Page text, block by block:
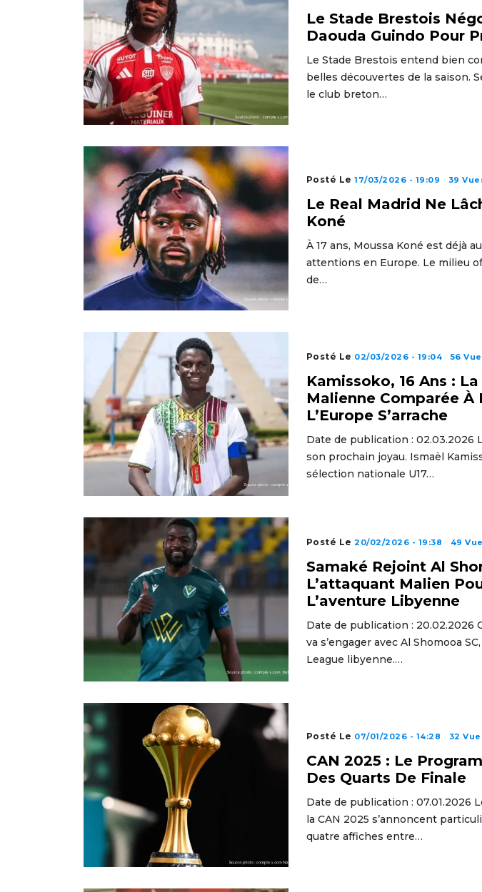
Le Stade Brestois
Daouda Guindo Pour
Le Stade Brestois entend bien
belles découvertes de la saison.
le club breton…
Posté Le17/03/2026 - 19:09 39
Le Real Madrid Ne
Koné
À 17 ans, Moussa Koné est déjà
attentions en Europe. Le milieu
de…
Posté Le 02/03/2026 - 19:04 56
Kamissoko, 16 Ans :
Malienne Comparée À
L’Europe S’arrache
Date de publication : 02.03.2026
son prochain joyau. Ismaël
sélection nationale U17…
Posté Le20/02/2026 - 19:38 49
Samaké Rejoint Al
L’attaquant Malien
L’aventure Libyenne
Date de publication : 20.02.2026
va s’engager avec Al Shomooa
League libyenne.…
Posté Le 07/01/2026 - 14:28 32
CAN 2025 : Le
Des Quarts De Finale
Date de publication : 07.01.2026
la CAN 2025 s’annoncent
quatre affiches entre…